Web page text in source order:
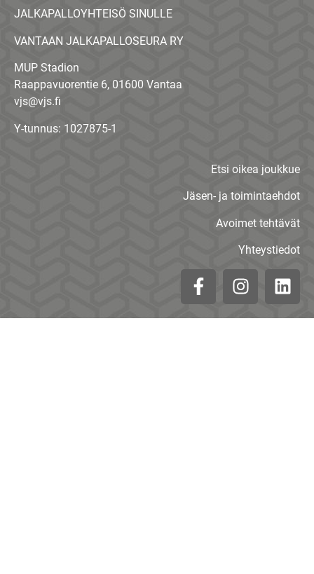
JALKAPALLOYHTEISÖ SINULLE
VANTAAN JALKAPALLOSEURA RY
MUP Stadion
Raappavuorentie 6, 01600 Vantaa
vjs@vjs.fi
Y-tunnus: 1027875-1
Etsi oikea joukkue
Jäsen- ja toimintaehdot
Avoimet tehtävät
Yhteystiedot